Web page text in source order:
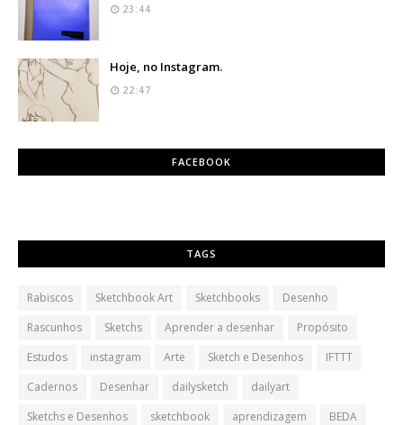
23:44
Hoje, no Instagram.
22:47
FACEBOOK
TAGS
Rabiscos Sketchbook Art Sketchbooks
Desenho
Rascunhos
Sketchs Aprender a desenhar
Propósito
Estudos
instagram Arte Sketch e Desenhos
IFTTT
Cadernos
Desenhar dailysketch
dailyart
Sketchs e Desenhos
sketchbook aprendizagem
BEDA